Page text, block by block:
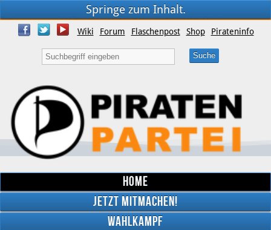
Springe zum Inhalt.
Wiki Forum Flaschenpost Shop Pirateninfo
Home
Jetzt mitmachen!
Wahlkampf